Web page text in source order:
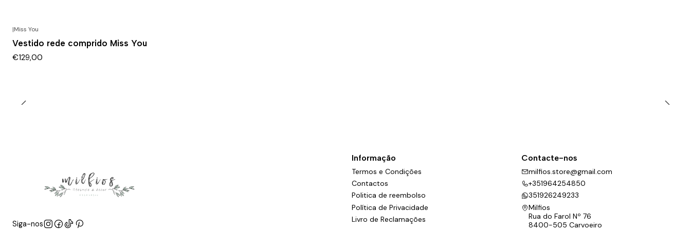
|Miss You
Vestido rede comprido Miss You
€129,00
Siga-nos
Informação
Termos e Condições
Contactos
Politica de reembolso
Política de Privacidade
Livro de Reclamações
Contacte-nos
milfios.store@gmail.com
+351964254850
351926249233
Milfios
Rua do Farol Nº 76
8400-505 Carvoeiro